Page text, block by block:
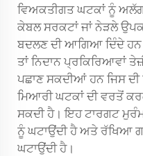
ਵਿਅਕਤੀਗਤ ਘਟਕਾਂ ਨੂੰ
ਕੇਬਲ ਸਰਕਟਾਂ ਜਾਂ ਨੇੜਲੇ
ਬਦਲਣ ਦੀ ਆਗਿਆ ਦਿੰਦੇ
ਤਾਂ ਨਿਦਾਨ ਪ੍ਰਕਿਰਿਆਵਾਂ
ਪਛਾਣ ਸਕਦੀਆਂ ਹਨ ਜਿਸ
ਮਿਆਰੀ ਘਟਕਾਂ ਦੀ ਵਰਤੋਂ
ਸਕਦੀ ਹੈ। ਇਹ ਟਾਰਗਟ
ਨੂੰ ਘਟਾਉਂਦੀ ਹੈ ਅਤੇ ਰੱਖਿਆ
ਘਟਾਉਂਦੀ ਹੈ।